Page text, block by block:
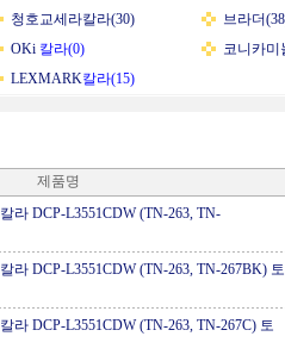
청호교세라칼라(30) 브라더
OKi 칼라(0) 코니카미
LEXMARK칼라(15)
제품명
라 DCP-L3551CDW (TN-263, TN-
라 DCP-L3551CDW (TN-263, TN-267BK) 토
라 DCP-L3551CDW (TN-263, TN-267C) 토